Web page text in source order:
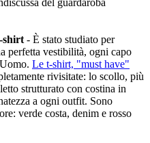
shirt - È stato studiato per
perfetta vestibilità, ogni capo
Le t-shirt, "must have"
rivisitate: lo scollo, più
strutturato con costina in
a ogni outfit. Sono
verde costa, denim e rosso